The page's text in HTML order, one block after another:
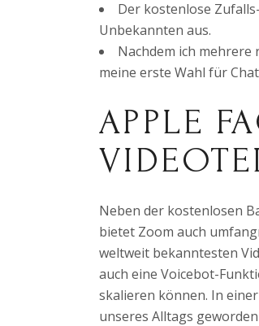
Der kostenlose
Unbekannten aus.
Nachdem ich mehrere
meine erste Wahl für
APPLE
Neben der kostenlosen
bietet Zoom auch
weltweit bekanntesten
auch eine Voicebot-
skalieren können. In
unseres Alltags